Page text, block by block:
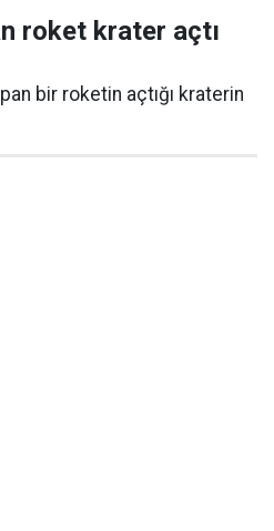
roket krater açtı
bir roketin açtığı kraterin